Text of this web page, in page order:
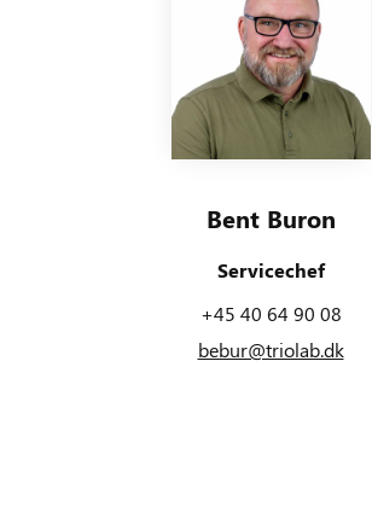
Bent Buron
Servicechef
+45 40 64 90 08
bebur@triolab.dk